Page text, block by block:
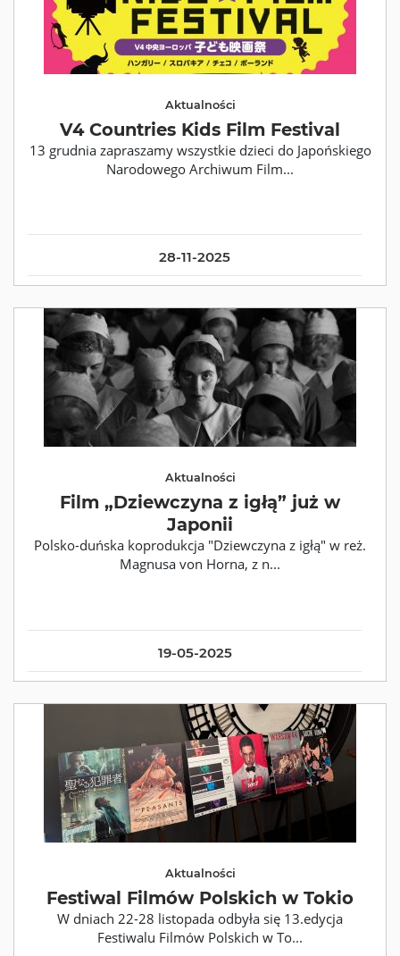
28-11-2025
Aktualności
V4 Countries Kids Film Festival
13 grudnia zapraszamy wszystkie dzieci do Japońskiego
Narodowego Archiwum Film...
19-05-2025
Aktualności
Film „Dziewczyna z igłą” już w
Japonii
Polsko-duńska koprodukcja "Dziewczyna z igłą" w reż.
Magnusa von Horna, z n...
Aktualności
Festiwal Filmów Polskich w Tokio
W dniach 22-28 listopada odbyła się 13.edycja
Festiwalu Filmów Polskich w To...